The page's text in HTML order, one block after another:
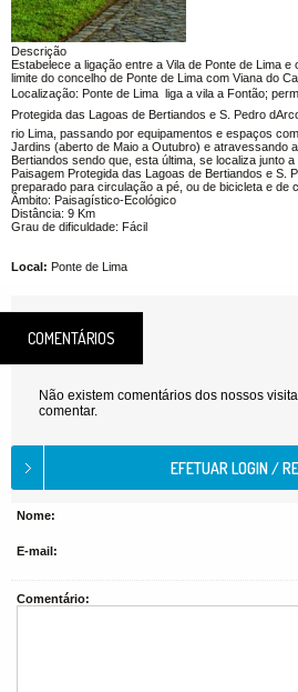
Descrição
Estabelece a ligação entre a Vila de Ponte de Lima e
limite do concelho de Ponte de Lima com Viana do
Localização: Ponte de Lima  liga a vila a Fontão;
Protegida das Lagoas de Bertiandos e S. Pedro
rio Lima, passando por equipamentos e espaços
Jardins (aberto de Maio a Outubro) e atravessando
Bertiandos sendo que, esta última, se localiza junto
Paisagem Protegida das Lagoas de Bertiandos e S.
preparado para circulação a pé, ou de bicicleta e de
Âmbito: Paisagístico-Ecológico
Distância: 9 Km
Grau de dificuldade: Fácil
Local: Ponte de Lima
COMENTÁRIOS
Não existem comentários dos nossos
comentar.
Nome:
E-mail:
Comentário: